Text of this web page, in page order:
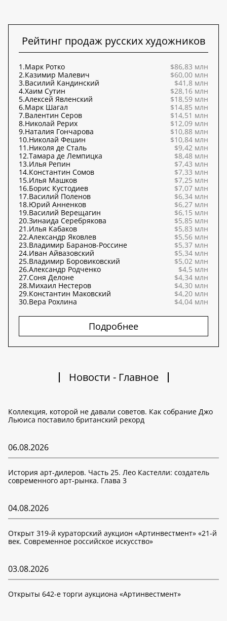
Рейтинг продаж русских художников
1.Марк Ротко
$86,83 млн
2.Казимир Малевич
$60,00 млн
3.Василий Кандинский
$41,8 млн
4.Хаим Сутин
$28,16 млн
5.Алексей Явленский
$18,59 млн
6.Марк Шагал
$14,85 млн
7.Валентин Серов
$14,51 млн
8.Николай Рерих
$12,09 млн
9.Наталия Гончарова
$10,88 млн
10.Николай Фешин
$10,84 млн
11.Николя де Сталь
$9,42 млн
12.Тамара де Лемпицка
$8,48 млн
13.Илья Репин
$7,43 млн
14.Константин Сомов
$7,33 млн
15.Илья Машков
$7,25 млн
16.Борис Кустодиев
$7,07 млн
17.Василий Поленов
$6,34 млн
18.Юрий Анненков
$6,27 млн
19.Василий Верещагин
$6,15 млн
20.Зинаида Серебрякова
$5,85 млн
21.Илья Кабаков
$5,83 млн
22.Александр Яковлев
$5,56 млн
23.Владимир Баранов-Россине
$5,37 млн
24.Иван Айвазовский
$5,34 млн
25.Владимир Боровиковский
$5,02 млн
26.Александр Родченко
$4,5 млн
27.Соня Делоне
$4,34 млн
28.Михаил Нестеров
$4,30 млн
29.Константин Маковский
$4,20 млн
30.Вера Рохлина $4,04 млн
Подробнее
Новости - Главное
Коллекция, которой не давали советов. Как собрание Джо
Льюиса поставило британский рекорд
06.08.2026
История арт-дилеров. Часть 25. Лео Кастелли: создатель
современного арт-рынка. Глава 3
04.08.2026
Открыт 319-й кураторский аукцион «Артинвестмент» «21-й
век. Современное российское искусство»
03.08.2026
Открыты 642-е торги аукциона «Артинвестмент»